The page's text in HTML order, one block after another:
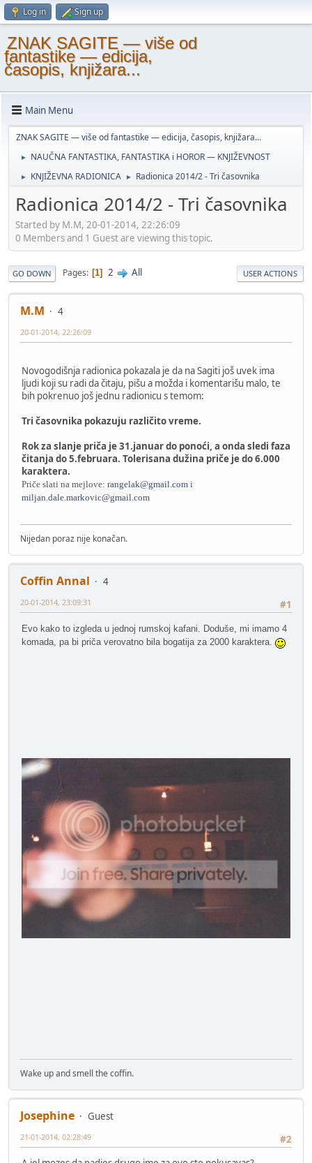
Log in Sign up
ZNAK SAGITE — više od
fantastike — edicija,
časopis, knjižara...
Main Menu
ZNAK SAGITE — više od fantastike — edicija, časopis, knjižara...
► NAUČNA FANTASTIKA, FANTASTIKA i HOROR — KNJIŽEVNOST
► KNJIŽEVNA RADIONICA ► Radionica 2014/2 - Tri časovnika
Radionica 2014/2 - Tri časovnika
Started by M.M, 20-01-2014, 22:26:09
0 Members and 1 Guest are viewing this topic.
GO DOWN Pages 1 2 All USER ACTIONS
M.M 4
20-01-2014, 22:26:09
Novogodišnja radionica pokazala je da na Sagiti još uvek ima
ljudi koji su radi da čitaju, pišu a možda i komentarišu malo, te
bih pokrenuo još jednu radionicu s temom:
Tri časovnika pokazuju različito vreme.
Rok za slanje priča je 31.januar do ponoći, a onda sledi faza
čitanja do 5.februara. Tolerisana dužina priče je do 6.000
karaktera.
Priče slati na mejlove: rangelak@gmail.com i
miljan.dale.markovic@gmail.com
Nijedan poraz nije konačan.
Coffin Annal
4
#1
20-01-2014, 23:09:31
Evo kako to izgleda u jednoj rumskoj kafani. Doduše, mi imamo 4
komada, pa bi priča verovatno bila bogatija za 2000 karaktera.
Wake up and smell the coffin.
Josephine
Guest
#2
21-01-2014, 02:28:49